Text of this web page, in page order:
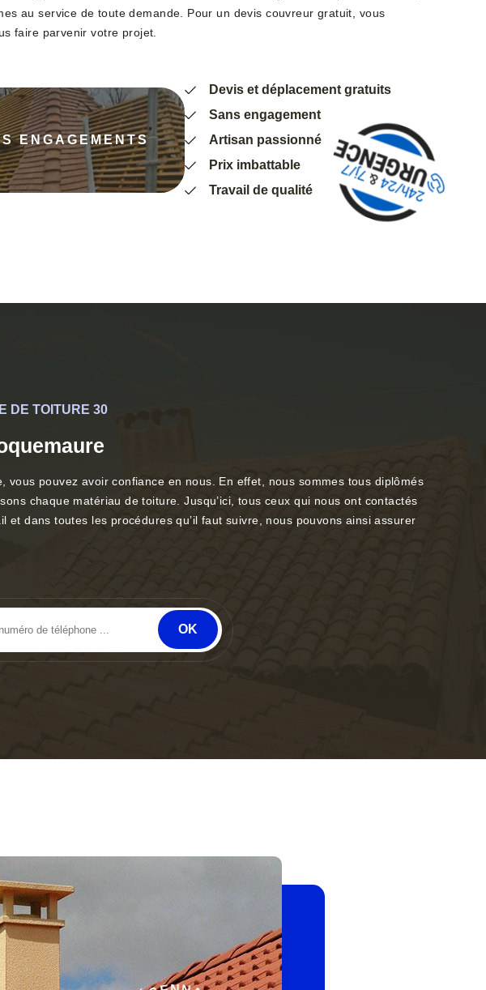
au service de toute demande. Pour un devis couvreur gratuit, vous
faire parvenir votre projet.
ENGAGEMENTS
Devis et déplacement gratuits
Sans engagement
Artisan passionné
Prix imbattable
Travail de qualité
DE TOITURE 30
pouvez avoir confiance en nous. En effet, nous sommes tous diplômés
chaque matériau de toiture. Jusqu’ici, tous ceux qui nous ont contactés
dans toutes les procédures qu’il faut suivre, nous pouvons ainsi assurer